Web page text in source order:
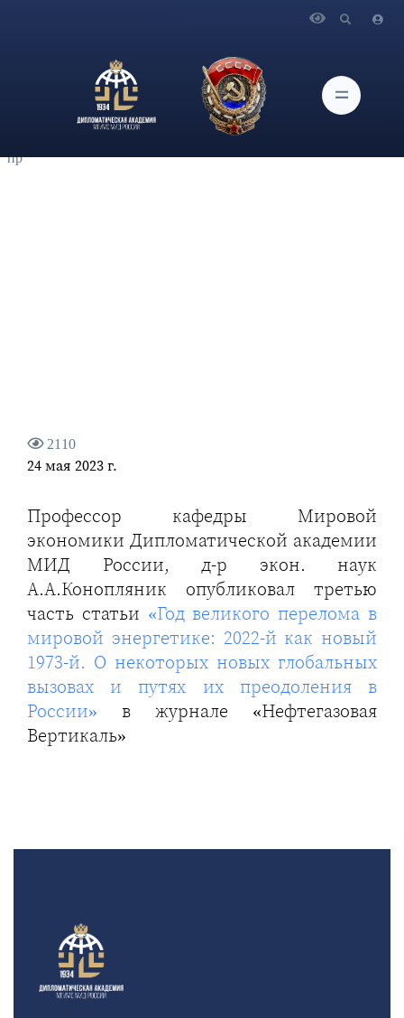
Дипломатической академии МИД России, д-р экон. наук
А.А.Конопляник опубликовал третью часть статьи «Год
великого перелома в мировой энергетике: 2022-й как новый
1973-й. О некоторых новых глобальных вызовах и путях их
пр
2110
24 мая 2023 г.
Профессор кафедры Мировой
экономики Дипломатической академии
МИД России, д-р экон. наук
А.А.Конопляник опубликовал третью
часть статьи «Год великого перелома в
мировой энергетике: 2022-й как новый
1973-й. О некоторых новых глобальных
вызовах и путях их преодоления в
России» в журнале «Нефтегазовая
Вертикаль»